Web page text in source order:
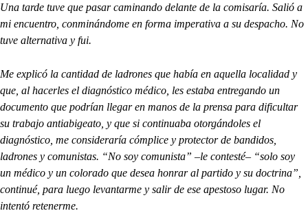
Una tarde tuve que pasar caminando delante de la comisaría. Salió a
mi encuentro, conminándome en forma imperativa a su despacho. No
tuve alternativa y fui.
Me explicó la cantidad de ladrones que había en aquella localidad y
que, al hacerles el diagnóstico médico, les estaba entregando un
documento que podrían llegar en manos de la prensa para dificultar
su trabajo antiabigeato, y que si continuaba otorgándoles el
diagnóstico, me consideraría cómplice y protector de bandidos,
ladrones y comunistas. “No soy comunista” –le contesté– “solo soy
un médico y un colorado que desea honrar al partido y su doctrina”,
continué, para luego levantarme y salir de ese apestoso lugar. No
intentó retenerme.